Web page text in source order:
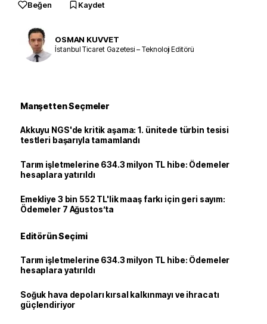
Beğen Kaydet
OSMAN KUVVET
İstanbul Ticaret Gazetesi – Teknoloji Editörü
Manşetten Seçmeler
Akkuyu NGS'de kritik aşama: 1. ünitede türbin tesisi
testleri başarıyla tamamlandı
Tarım işletmelerine 634.3 milyon TL hibe: Ödemeler
hesaplara yatırıldı
Emekliye 3 bin 552 TL'lik maaş farkı için geri sayım:
Ödemeler 7 Ağustos’ta
Editörün Seçimi
Tarım işletmelerine 634.3 milyon TL hibe: Ödemeler
hesaplara yatırıldı
Soğuk hava depoları kırsal kalkınmayı ve ihracatı
güçlendiriyor